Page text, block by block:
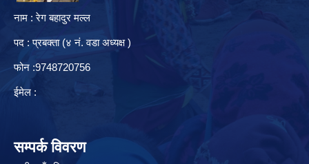
नाम : रेग बहादुर मल्ल
पद : प्रबक्ता (४ नं. वडा अध्यक्ष )
फोन :9748720756
ईमेल :
सम्पर्क विवरण